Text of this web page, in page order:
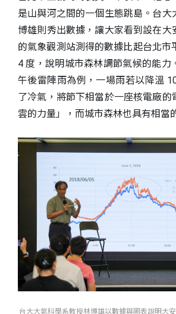
是山與河之間的一個生態跳島。台大
博雄則秀出數據，讓大家看到設在大
的氣象觀測站測得的數據比起台北市
4 度，說明城市森林調節氣候的能力
午後雷陣雨為例，一場雨若以降溫
了冷氣，將節下相當於一座核電廠的
雲的力量」，而城市森林也具有相當
台大大氣科學系教授林博雄以數據與圖表說明大